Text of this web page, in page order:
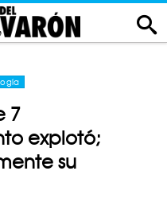
7
explotó;
su